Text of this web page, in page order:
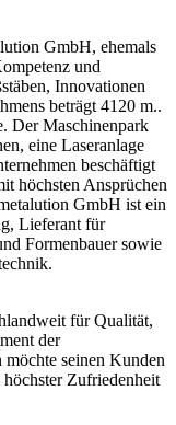
GmbH, ehemals
und
Innovationen
beträgt 4120 m..
Der Maschinenpark
eine Laseranlage
beschäftigt
höchsten Ansprüchen
GmbH ist ein
Lieferant für
Formenbauer sowie
für Qualität,
der
seinen Kunden
höchster Zufriedenheit